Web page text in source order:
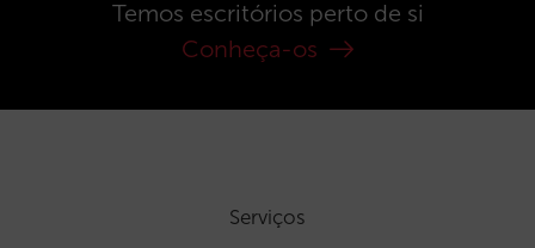
Temos escritórios perto de si
Conheça-os
Serviços